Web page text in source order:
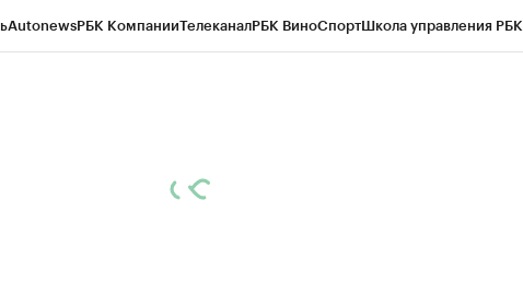
AutonewsРБК КомпанииТелеканалРБК ВиноСпортШкола управления РБК